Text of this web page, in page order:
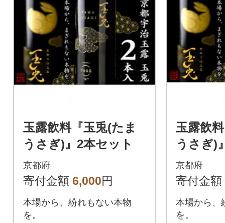
玉露飲料『玉兎(たま
うさぎ)』2本セット
京都府
寄付金額 6,000円
本場から、紛れもない本物
を。
玉露飲
うさぎ)
京都府
寄付金額
本場から、
を。